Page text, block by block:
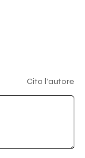
Cita l'autore